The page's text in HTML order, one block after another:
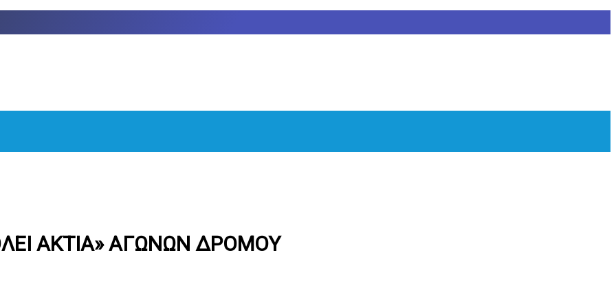
ΑΚΤΙΑ» ΑΓΩΝΩΝ ΔΡΟΜΟΥ